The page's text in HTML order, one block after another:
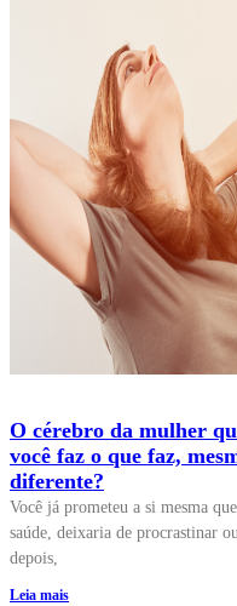
O cérebro da mulher
você faz o que faz,
diferente?
Você já prometeu a si mesma
saúde, deixaria de procrastinar
depois,
Leia mais